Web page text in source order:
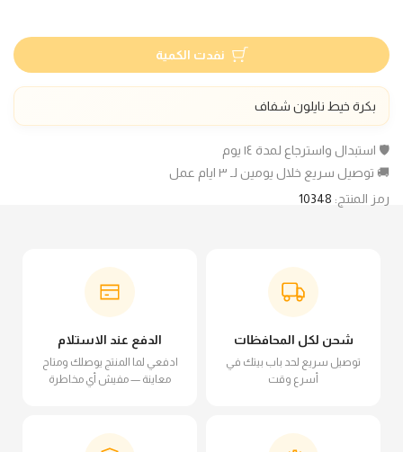
نفدت الكمية
بكرة خيط نايلون شفاف
🛡️ استبدال واسترجاع لمدة ١٤ يوم
🚚 توصيل سريع خلال يومين لـ ٣ ايام عمل
رمز المنتج: 10348
شحن لكل المحافظات
توصيل سريع لحد باب بيتك في
أسرع وقت
الدفع عند الاستلام
ادفعي لما المنتج يوصلك ومتاح
معاينة — مفيش أي مخاطرة